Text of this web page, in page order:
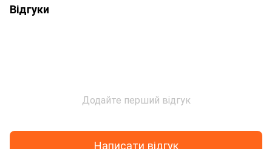
Відгуки
Додайте перший відгук
Написати відгук